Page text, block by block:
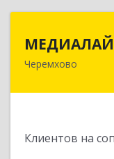
Черемхово
Клиентов на
665413,